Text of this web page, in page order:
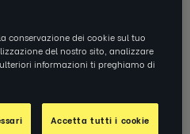
conservazione dei cookie sul tuo
del nostro sito, analizzare
informazioni ti preghiamo di
Accetta tutti i cookie